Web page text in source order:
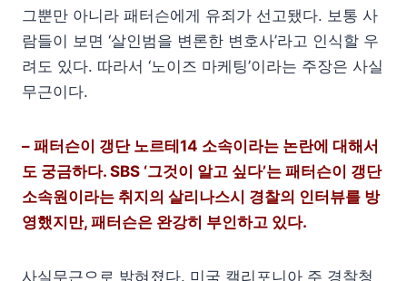
그뿐만 아니라 패터슨에게 유죄가 선고됐다. 보통 사
람들이 보면 ‘살인범을 변론한 변호사’라고 인식할 우
려도 있다. 따라서 ‘노이즈 마케팅’이라는 주장은 사실
무근이다.
– 패터슨이 갱단 노르테14 소속이라는 논란에 대해서
도 궁금하다. SBS ‘그것이 알고 싶다’는 패터슨이 갱단
소속원이라는 취지의 살리나스시 경찰의 인터뷰를 방
영했지만, 패터슨은 완강히 부인하고 있다.
사실무근으로 밝혀졌다. 미국 캘리포니아 주 경찰청